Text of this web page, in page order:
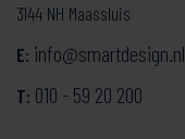
3144 NH Maassluis
E: info@smartdesign.nl
T: 010 - 59 20 200